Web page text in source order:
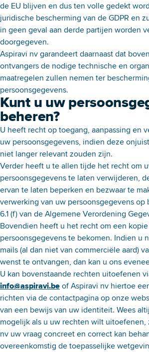
de EU blijven en dus ten volle gedekt
juridische bescherming van de GDPR en
in geen geval aan derde partijen worden
doorgegeven.
Aspiravi nv garandeert daarnaast dat
ontvangers de nodige technische en
maatregelen zullen nemen ter
persoonsgegevens.
Kunt u uw
beheren?
U heeft recht op toegang, aanpassing en
uw persoonsgegevens, indien deze
niet langer relevant zouden zijn.
Verder heeft u te allen tijde het recht om
persoonsgegevens te laten verwijderen,
ervan te laten beperken en bezwaar te
verwerking van uw persoonsgegevens op
6.1 (f) van de Algemene Verordening
Bovendien heeft u het recht om een
persoonsgegevens te bekomen. Indien u
mails (al dan niet van commerciële aard)
wenst te ontvangen, dan kan u ons
U kan bovenstaande rechten uitoefenen
info@aspiravi.be of Aspiravi nv hiertoe
richten via de contactpagina op onze
van een bewijs van uw identiteit. Wees
mogelijk als u uw rechten wilt uitoefenen,
nv uw vraag concreet en correct kan
overeenkomstig de toepasselijke